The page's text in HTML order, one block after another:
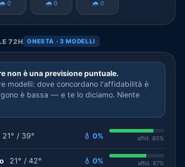
🌧️ 0 🌧️ 0 🌧️ 0
72H ONESTA · 3 MODELLI
non è una previsione puntuale.
modelli: dove concordano l'affidabilità è
è bassa — e te lo diciamo. Niente
21° / 39° 💧 0% affid. 80%
21° / 42° 💧 0% affid. 67%